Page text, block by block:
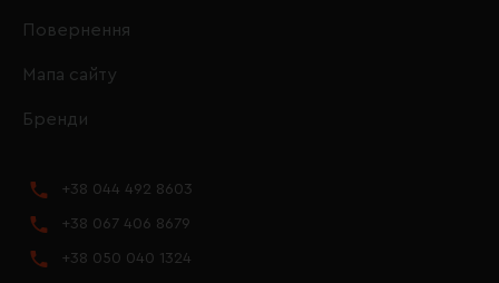
Повернення
Мапа сайту
Бренди
+38 044 492 8603
+38 067 406 8679
+38 050 040 1324